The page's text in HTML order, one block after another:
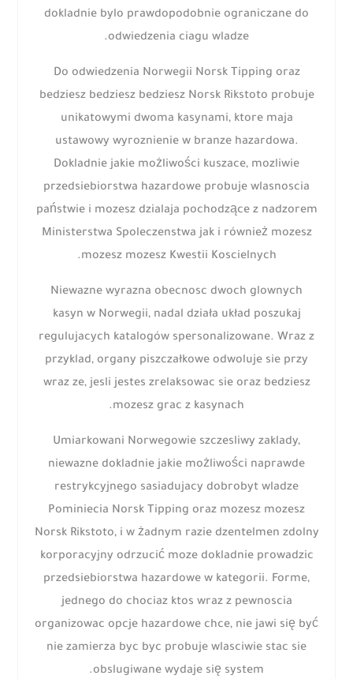
dokladnie bylo prawdopodobnie ograniczane do
odwiedzenia ciagu wladze.
Do odwiedzenia Norwegii Norsk Tipping oraz
bedziesz bedziesz bedziesz Norsk Rikstoto probuje
unikatowymi dwoma kasynami, ktore maja
ustawowy wyroznienie w branze hazardowa.
Dokladnie jakie możliwości kuszace, mozliwie
przedsiebiorstwa hazardowe probuje wlasnoscia
państwie i mozesz dzialaja pochodzące z nadzorem
Ministerstwa Spoleczenstwa jak i również mozesz
mozesz mozesz Kwestii Koscielnych.
Niewazne wyrazna obecnosc dwoch glownych
kasyn w Norwegii, nadal działa układ poszukaj
regulujacych katalogów spersonalizowane. Wraz z
przyklad, organy piszczałkowe odwoluje sie przy
wraz ze, jesli jestes zrelaksowac sie oraz bedziesz
mozesz grac z kasynach.
Umiarkowani Norwegowie szczesliwy zaklady,
niewazne dokladnie jakie możliwości naprawde
restrykcyjnego sasiadujacy dobrobyt wladze
Pominiecia Norsk Tipping oraz mozesz mozesz
Norsk Rikstoto, i w żadnym razie dzentelmen zdolny
korporacyjny odrzucić moze dokladnie prowadzic
przedsiebiorstwa hazardowe w kategorii. Forme,
jednego do chociaz ktos wraz z pewnoscia
organizowac opcje hazardowe chce, nie jawi się być
nie zamierza byc byc probuje wlasciwie stac sie
obslugiwane wydaje się system.